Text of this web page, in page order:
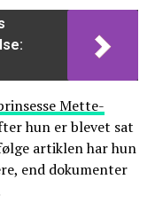
Mette-
hun er blevet sat
artiklen har hun
end dokumenter